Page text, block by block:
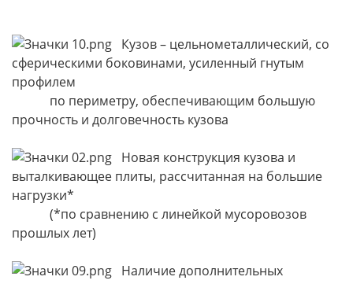
Кузов – цельнометаллический, со
сферическими боковинами, усиленный гнутым
профилем
по периметру, обеспечивающим большую
прочность и долговечность кузова
Новая конструкция кузова и
выталкивающее плиты, рассчитанная на большие
нагрузки*
(*по сравнению с линейкой мусоровозов
прошлых лет)
Наличие дополнительных